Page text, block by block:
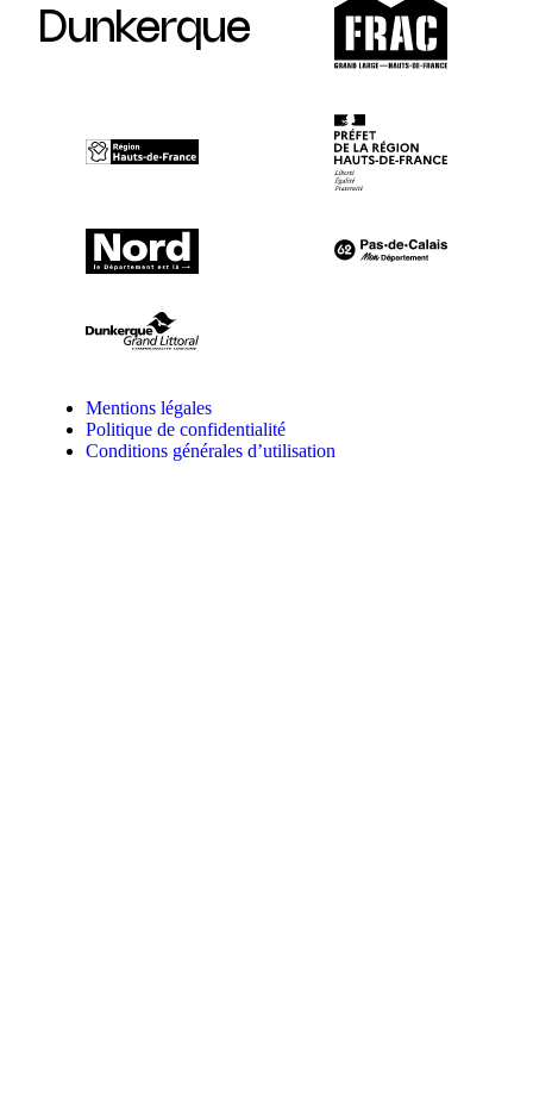
Dunkerque
Mentions légales
Politique de confidentialité
Conditions générales d’utilisation